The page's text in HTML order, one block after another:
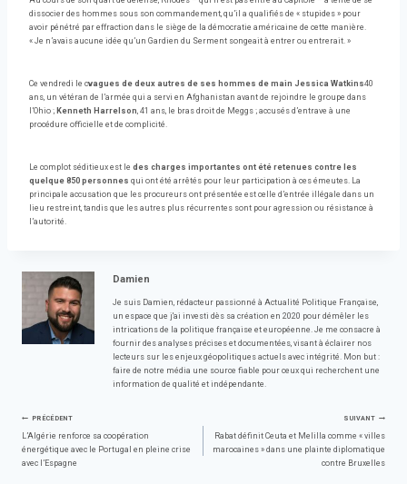
dissocier des hommes sous son commandement, qu’il a qualifiés de « stupides » pour
avoir pénétré par effraction dans le siège de la démocratie américaine de cette manière.
« Je n’avais aucune idée qu’un Gardien du Serment songeait à entrer ou entrerait. »
Ce vendredi le cvagues de deux autres de ses hommes de main Jessica Watkins40
ans, un vétéran de l’armée qui a servi en Afghanistan avant de rejoindre le groupe dans
l’Ohio ; Kenneth Harrelson, 41 ans, le bras droit de Meggs ; accusés d’entrave à une
procédure officielle et de complicité.
Le complot séditieux est le des charges importantes ont été retenues contre les
quelque 850 personnes qui ont été arrêtés pour leur participation à ces émeutes. La
principale accusation que les procureurs ont présentée est celle d’entrée illégale dans un
lieu restreint, tandis que les autres plus récurrentes sont pour agression ou résistance à
l’autorité.
Damien
Je suis Damien, rédacteur passionné à Actualité Politique Française,
un espace que j'ai investi dès sa création en 2020 pour démêler les
intrications de la politique française et européenne. Je me consacre à
fournir des analyses précises et documentées, visant à éclairer nos
lecteurs sur les enjeux géopolitiques actuels avec intégrité. Mon but :
faire de notre média une source fiable pour ceux qui recherchent une
information de qualité et indépendante.
Navigation
de
PRÉCÉDENT
L’Algérie renforce sa coopération
énergétique avec le Portugal en pleine crise
avec l’Espagne
SUIVANT
Rabat définit Ceuta et Melilla comme « villes
marocaines » dans une plainte diplomatique
contre Bruxelles